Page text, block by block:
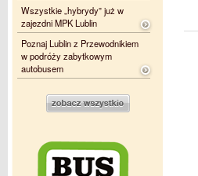
Wszystkie „hybrydy” już w
zajezdni MPK Lublin
Poznaj Lublin z Przewodnikiem
w podróży zabytkowym
autobusem